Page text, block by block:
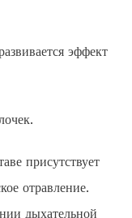
эффект
присутствует
отравление.
дыхательной